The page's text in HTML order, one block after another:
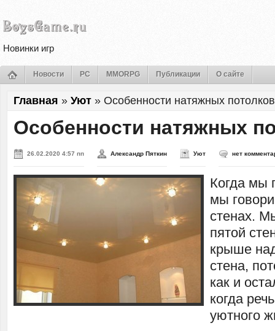
Новинки игр
Новости PC MMORPG Публикации О сайте
Главная » Уют » Особенности натяжных потолков
Особенности натяжных
26.02.2020 4:57 пп Александр Пяткин Уют нет
Когда мы
мы
стенах.
пятой
крыше
стена,
как и
когда
уютного